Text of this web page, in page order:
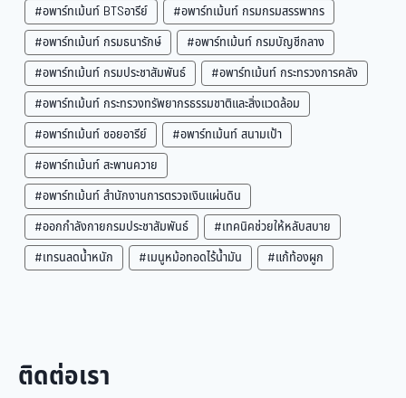
#อพาร์ทเม้นท์ BTSอารีย์
#อพาร์ทเม้นท์ กรมกรมสรรพากร
#อพาร์ทเม้นท์ กรมธนารักษ์
#อพาร์ทเม้นท์ กรมบัญชีกลาง
#อพาร์ทเม้นท์ กรมประชาสัมพันธ์
#อพาร์ทเม้นท์ กระทรวงการคลัง
#อพาร์ทเม้นท์ กระทรวงทรัพยากรธรรมชาติและสิ่งแวดล้อม
#อพาร์ทเม้นท์ ซอยอารีย์
#อพาร์ทเม้นท์ สนามเป้า
#อพาร์ทเม้นท์ สะพานควาย
#อพาร์ทเม้นท์ สำนักงานการตรวจเงินแผ่นดิน
#ออกกำลังกายกรมประชาสัมพันธ์
#เทคนิคช่วยให้หลับสบาย
#เทรนลดน้ำหนัก
#เมนูหม้อทอดไร้น้ำมัน #แก้ท้องผูก
ติดต่อเรา